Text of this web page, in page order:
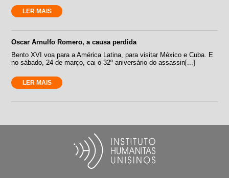
LER MAIS
Oscar Arnulfo Romero, a causa perdida
Bento XVI voa para a América Latina, para visitar México e Cuba. E
no sábado, 24 de março, cai o 32º aniversário do assassin[...]
LER MAIS